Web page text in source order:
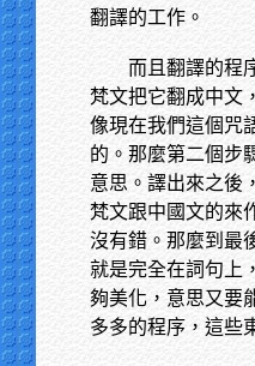
翻譯的工作。
而且翻譯的程
梵文把它翻成中文
像現在我們這個咒
的。那麼第二個步
意思。譯出來之後
梵文跟中國文的來
沒有錯。那麼到最
就是完全在詞句上
夠美化，意思又要
多多的程序，這些